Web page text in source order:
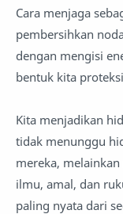
Cara menjaga
pembersihkan
dengan mengisi
bentuk kita
Kita menjadikan
tidak menunggu
mereka,
ilmu, amal, dan
paling nyata dari